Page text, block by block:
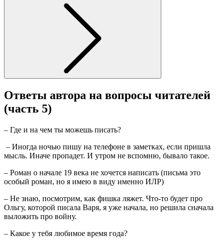
Ответы автора на вопросы читателей
(часть 5)
– Где и на чем ты можешь писать?
– Иногда ночью пишу на телефоне в заметках, если пришла
мысль. Иначе пропадет. И утром не вспомню, бывало такое.
– Роман о начале 19 века не хочется написать (письма это
особый роман, но я имею в виду именно ИЛР)
– Не знаю, посмотрим, как фишка ляжет. Что-то будет про
Ольгу, которой писала Варя, я уже начала, но решила сначала
выложить про войну.
– Какое у тебя любимое время года?